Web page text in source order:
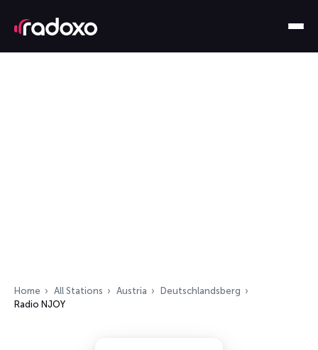
Home All Stations Austria
Deutschlandsberg
Radio NJOY